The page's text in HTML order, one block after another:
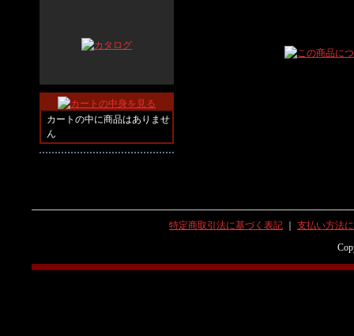
カートの中に商品はありませ
ん
特定商取引法に基づく表記
支払い方法